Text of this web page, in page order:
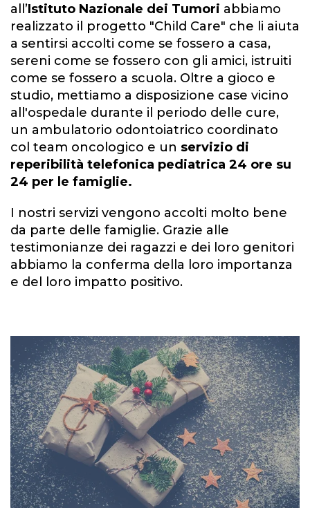
all’Istituto Nazionale dei Tumori abbiamo
realizzato il progetto "Child Care" che li aiuta
a sentirsi accolti come se fossero a casa,
sereni come se fossero con gli amici, istruiti
come se fossero a scuola. Oltre a gioco e
studio, mettiamo a disposizione case vicino
all'ospedale durante il periodo delle cure,
un ambulatorio odontoiatrico coordinato
col team oncologico e un servizio di
reperibilità telefonica pediatrica 24 ore su
24 per le famiglie.
I nostri servizi vengono accolti molto bene
da parte delle famiglie. Grazie alle
testimonianze dei ragazzi e dei loro genitori
abbiamo la conferma della loro importanza
e del loro impatto positivo.